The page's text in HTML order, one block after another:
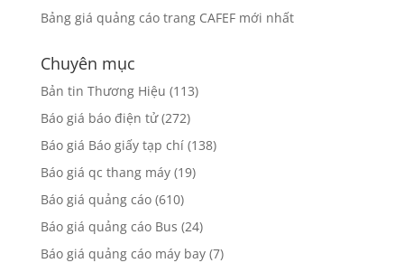
Bảng giá quảng cáo trang CAFEF mới nhất
Chuyên mục
Bản tin Thương Hiệu (113)
Báo giá báo điện tử(272)
Báo giá Báo giấy tạp chí(138)
Báo giá qc thang máy(19)
Báo giá quảng cáo(610)
Báo giá quảng cáo Bus (24)
Báo giá quảng cáo máy bay(7)